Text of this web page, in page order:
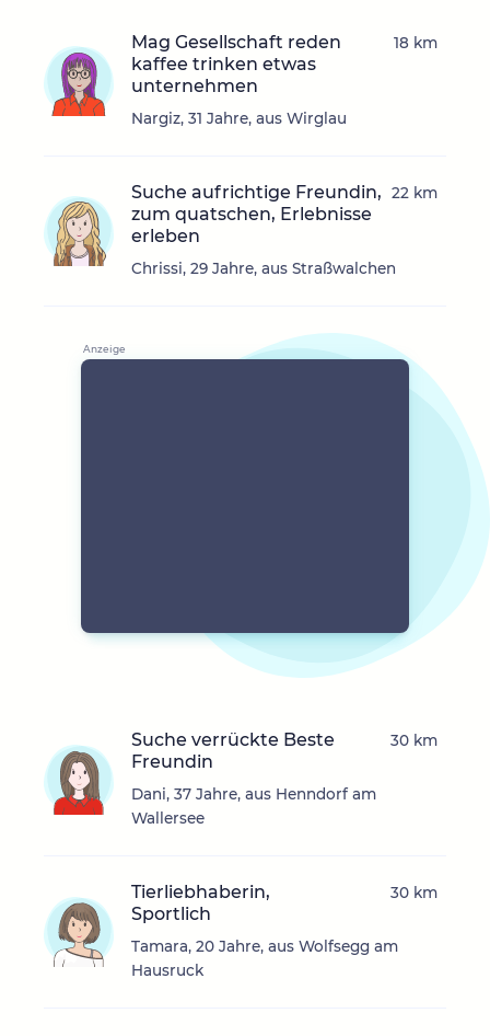
Mag Gesellschaft reden
kaffee trinken etwas
unternehmen
Nargiz, 31 Jahre, aus Wirglau
18 km
Suche aufrichtige Freundin,
zum quatschen, Erlebnisse
erleben
Chrissi, 29 Jahre, aus Straßwalchen
22 km
Suche verrückte Beste
Freundin
Dani, 37 Jahre, aus Henndorf am
Wallersee
30 km
Tierliebhaberin,
Sportlich
Tamara, 20 Jahre, aus Wolfsegg am
Hausruck
30 km